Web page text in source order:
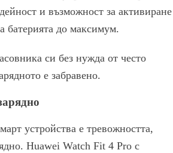
и възможност за активиране
батерията до максимум.
си без нужда от често
е забравено.
устройства е тревожността,
Huawei Watch Fit 4 Pro с